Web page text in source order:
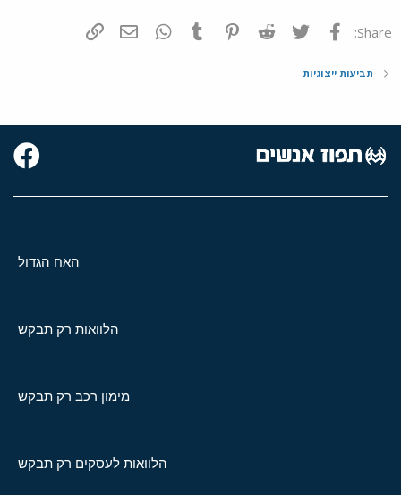
Share: פייסבוק Twitter
Reddit
Pinterest
Tumblr
WhatsAppדואר אלקטרוני
תביעות ייצוגיות
האח הגדול
הלוואות רק תבקש
מימון רכב רק תבקש
הלוואות לעסקים רק תבקש